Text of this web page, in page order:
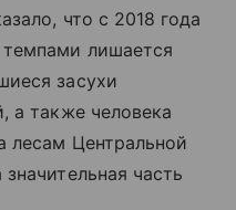
что с 2018 года
лишается
засухи
а также человека
лесам Центральной
часть